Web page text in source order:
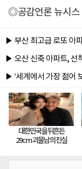
◎공감언론 뉴시스